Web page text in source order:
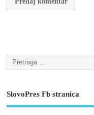
SlovoPres Fb stranica